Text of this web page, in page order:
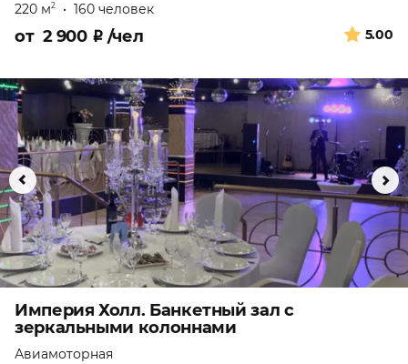
220 м2 • 160 человек
5.00
от 2 900 ₽ /чел
Империя Холл. Банкетный зал с
зеркальными колоннами
Авиамоторная